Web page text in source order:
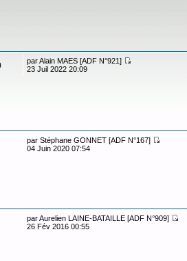
parAlain MAES [ADF N°921]
23 Juil 2022 20:09
parStéphane GONNET [ADF N°167]
04 Juin 2020 07:54
parAurelien LAINE-BATAILLE [ADF N°909]
26 Fév 2016 00:55